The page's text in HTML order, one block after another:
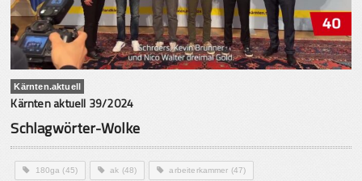
Kärnten.aktuell
Kärnten aktuell 39/2024
Schlagwörter-Wolke
180ga (45) ak (48) arbeiterkammer (47)